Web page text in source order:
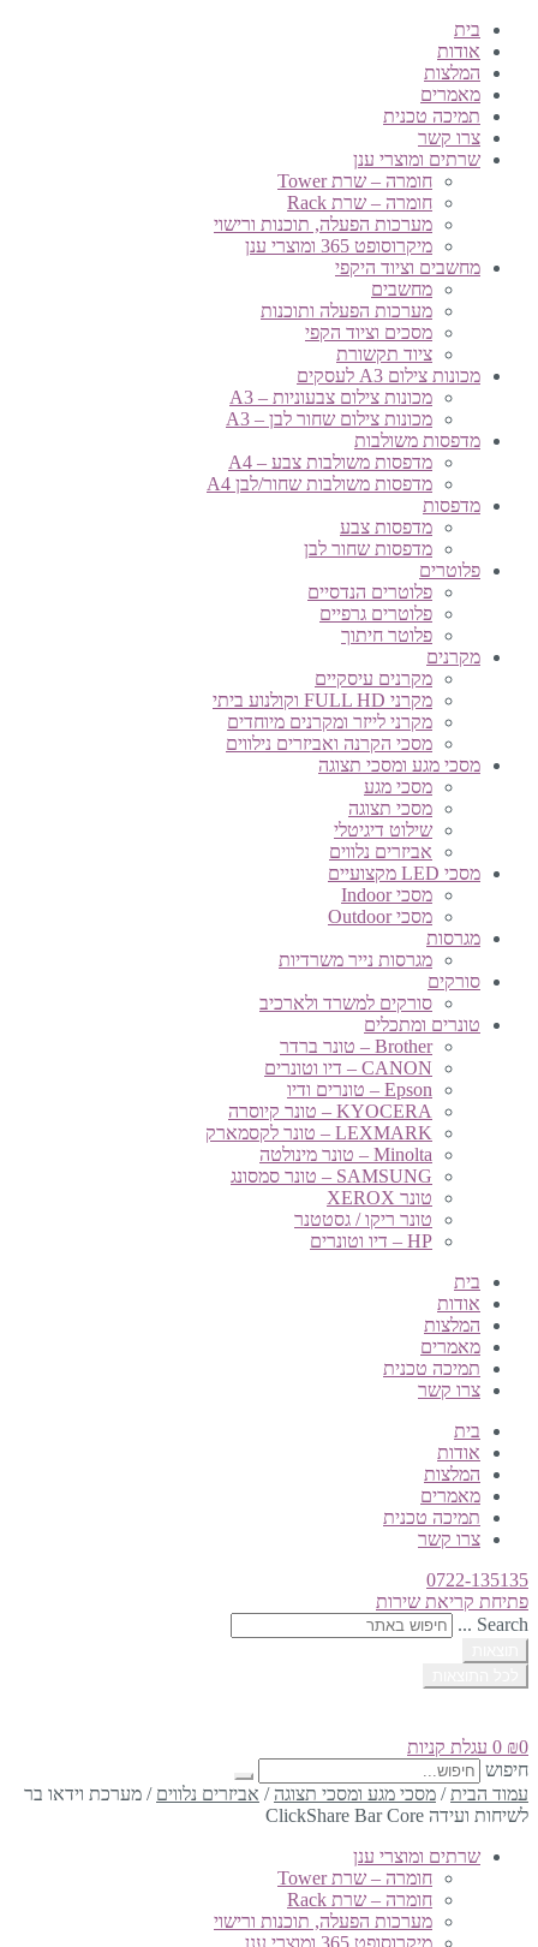
בית
אודות
המלצות
מאמרים
תמיכה טכנית
צרו קשר
שרתים ומוצרי ענן
חומרה – שרת Tower
חומרה – שרת Rack
מערכות הפעלה, תוכנות ורישוי
מיקרוסופט 365 ומוצרי ענן
מחשבים וציוד היקפי
מחשבים
מערכות הפעלה ותוכנות
מסכים וציוד הקפי
ציוד תקשורת
מכונות צילום A3 לעסקים
מכונות צילום צבעוניות – A3
מכונות צילום שחור לבן – A3
מדפסות משולבות
מדפסות משולבות צבע – A4
מדפסות משולבות שחור/לבן A4
מדפסות
מדפסות צבע
מדפסות שחור לבן
פלוטרים
פלוטרים הנדסיים
פלוטרים גרפיים
פלוטר חיתוך
מקרנים
מקרנים עיסקיים
מקרני FULL HD וקולנוע ביתי
מקרני לייזר ומקרנים מיוחדים
מסכי הקרנה ואביזרים נילווים
מסכי מגע ומסכי תצוגה
מסכי מגע
מסכי תצוגה
שילוט דיגיטלי
אביזרים נלווים
מסכי LED מקצועיים
מסכי Indoor
מסכי Outdoor
מגרסות
מגרסות נייר משרדיות
סורקים
סורקים למשרד ולארכיב
טונרים ומתכלים
Brother – טונר ברדר
CANON – דיו וטונרים
Epson – טונרים ודיו
KYOCERA – טונר קיוסרה
LEXMARK – טונר לקסמארק
Minolta – טונר מינולטה
SAMSUNG – טונר סמסונג
טונר XEROX
טונר ריקו / גסטטנר
HP – דיו וטונרים
בית
אודות
המלצות
מאמרים
תמיכה טכנית
צרו קשר
בית
אודות
המלצות
מאמרים
תמיכה טכנית
צרו קשר
0722-135135
פתיחת קריאת שירות
Search ...
₪0
0 עגלת קניות
חיפוש
עמוד הבית / מסכי מגע ומסכי תצוגה / אביזרים נלווים / מערכת וידאו בר
לשיחות ועידה ClickShare Bar Core
שרתים ומוצרי ענן
חומרה – שרת Tower
חומרה – שרת Rack
מערכות הפעלה, תוכנות ורישוי
מיקרוסופט 365 ומוצרי ענן